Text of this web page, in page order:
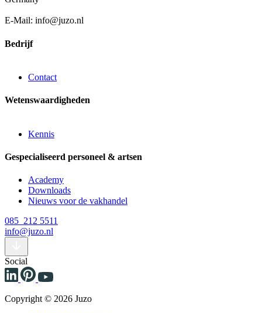
E-Mail: info@juzo.nl
Bedrijf
Contact
Wetenswaardigheden
Kennis
Gespecialiseerd personeel & artsen
Academy
Downloads
Nieuws voor de vakhandel
085 212 5511
info@juzo.nl
Social
Copyright © 2026 Juzo